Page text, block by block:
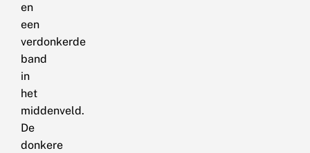
en
een
verdonkerde
band
in
het
middenveld.
De
donkere